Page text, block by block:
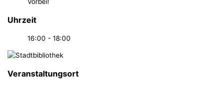
Uhrzeit
16:00 - 18:00
Veranstaltungsort